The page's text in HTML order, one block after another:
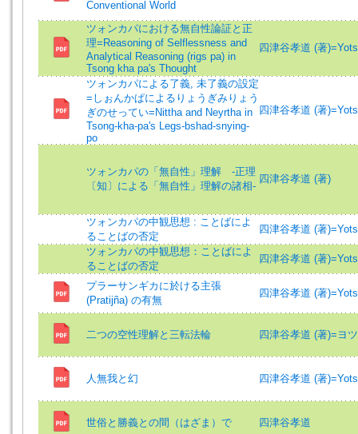
Conventional World
ツォンカパにおける無自性論証と正
理=Reasoning of Selflessness and
Analytical Reasoning (rigs pa) in
Tsong kha pa's Thought
四津谷孝道 (著
ツォンカパによる了義, 未了義の設定
=しぉんかぱによるりょうぎみりょう
ぎのせってい=Nittha and Neyrtha in
Tsong-kha-pa's Legs-bshad-snying-
po
四津谷孝道 (著
ツォンカパの「無自性」理解 ‐正理
〔知〕による「無自性」理解の諸相‐
四津谷孝道 (著)
ツォンカパの中観思想 : ことばによ
ることばの否定
四津谷孝道 (著
ツォンカパの中観思想：ことばによ
ることばの否定
四津谷孝道 (著
プラーサンギカに於ける主張
(Pratijña) の有無
四津谷孝道 (著
二つの空性理解と三転法輪 四津谷孝道 (著)=ヨ
人無我と幻 四津谷孝道 (著
世俗と勝義との間（はざま）で 四津谷孝道